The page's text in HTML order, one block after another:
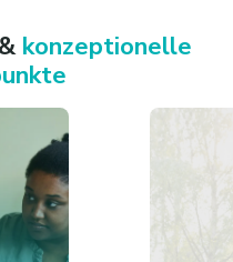
konzeptionelle